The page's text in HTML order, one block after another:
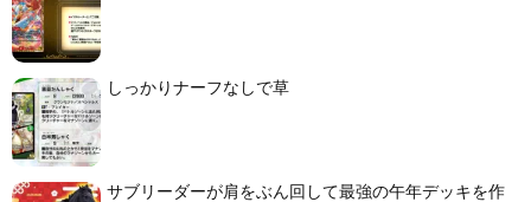
しっかりナーフなしで草
サブリーダーが肩をぶん回して最強の午年デッキを作